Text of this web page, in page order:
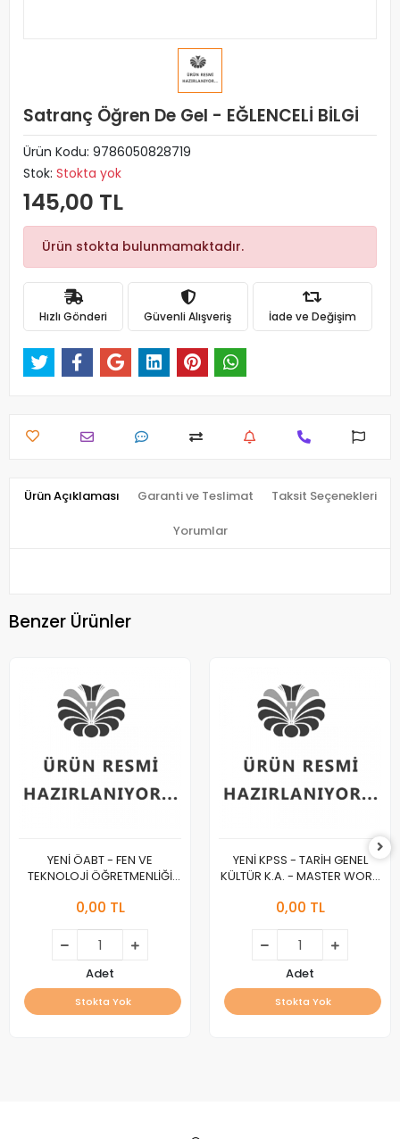
Satranç Öğren De Gel - EĞLENCELİ BİLGİ
Ürün Kodu: 9786050828719
Stok: Stokta yok
145,00 TL
Ürün stokta bulunmamaktadır.
Hızlı Gönderi Güvenli Alışveriş İade ve Değişim
Ürün Açıklaması Garanti ve Teslimat Taksit Seçenekleri
Yorumlar
Benzer Ürünler
YENİ ÖABT - FEN VE
TEKNOLOJİ ÖĞRETMENLİĞİ
0,00 TL
Adet
Stokta Yok
YENİ KPSS - TARİH GENEL
KÜLTÜR K.A. - MASTER WORK
0,00 TL
Adet
Stokta Yok